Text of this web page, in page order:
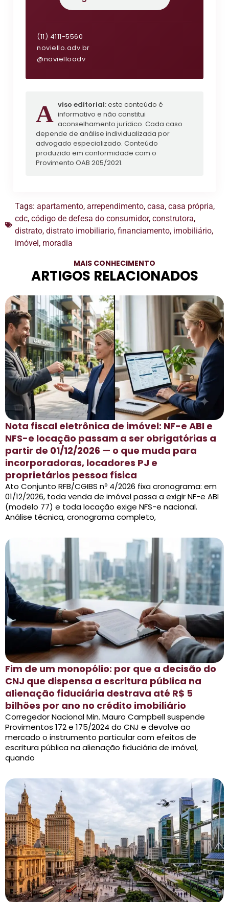
(11) 4111-5560
noviello.adv.br
@novielloadv
Aviso editorial:este conteúdo é
informativo e não constitui
aconselhamento jurídico. Cada caso
depende de análise individualizada por
advogado especializado. Conteúdo
produzido em conformidade com o
Provimento OAB 205/2021.
Tags: apartamento, arrependimento, casa, casa própria,
cdc, código de defesa do consumidor, construtora,
distrato, distrato imobiliario, financiamento, imobiliário,
imóvel, moradia
MAIS CONHECIMENTO
ARTIGOS RELACIONADOS
Nota fiscal eletrônica de imóvel: NF-e ABI e
NFS-e locação passam a ser obrigatórias a
partir de 01/12/2026 — o que muda para
incorporadoras, locadores PJ e
proprietários pessoa física
Ato Conjunto RFB/CGIBS nº 4/2026 fixa cronograma: em
01/12/2026, toda venda de imóvel passa a exigir NF-e ABI
(modelo 77) e toda locação exige NFS-e nacional.
Análise técnica, cronograma completo,
Fim de um monopólio: por que a decisão do
CNJ que dispensa a escritura pública na
alienação fiduciária destrava até R$ 5
bilhões por ano no crédito imobiliário
Corregedor Nacional Min. Mauro Campbell suspende
Provimentos 172 e 175/2024 do CNJ e devolve ao
mercado o instrumento particular com efeitos de
escritura pública na alienação fiduciária de imóvel,
quando